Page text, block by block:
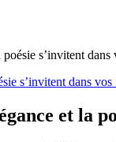
poésie s’invitent
et la